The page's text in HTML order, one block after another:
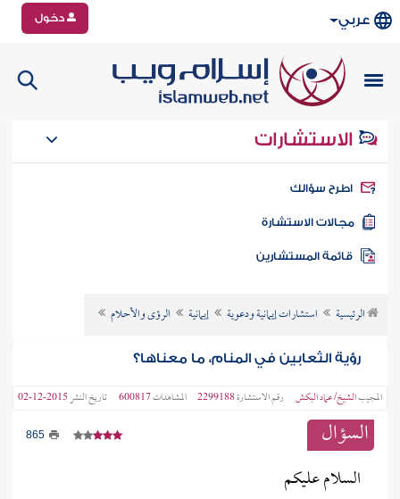
عربي دخول
الاستشارات
سؤالك
الاستشارة
الرئيسية استشارات إيمانية ودعوية إيمانية الرؤى والأحلام
رؤية الثعابين في المنام، ما معناها؟
المجيبالشيخ/ عماد البكش رقم الاستشارة2299188 المشاهدات600817 تاريخ النشر2015-12-02
السؤال 865
السلام عليكم